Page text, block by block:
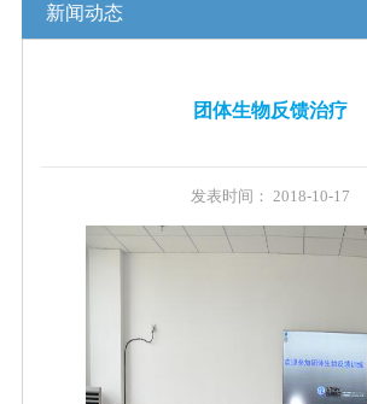
新闻动态
团体生物反馈治疗
发表时间： 2018-10-17